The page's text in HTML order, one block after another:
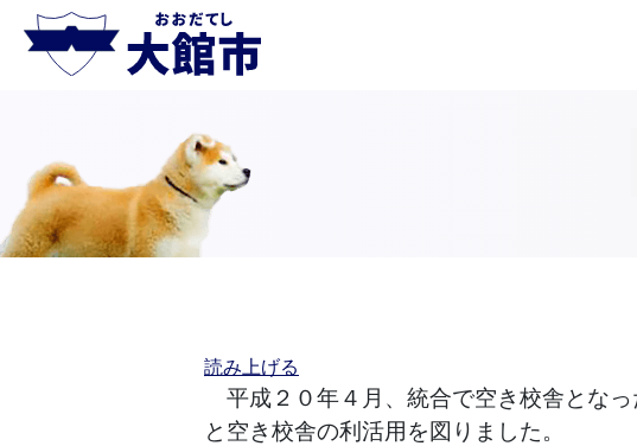
読み上げる
平成２０年４月、統合で空き校舎とな
と空き校舎の利活用を図りました。